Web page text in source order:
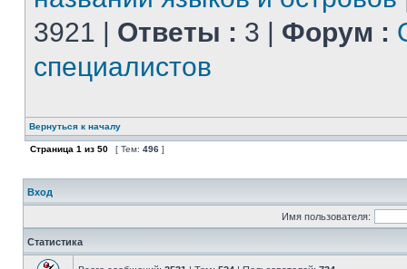
3921 | Ответы : 3 | Форум :
специалистов
Вернуться к началу
Страница 1 из 50 [ Тем: 496 ]
Вход
Имя пользователя:
Статистика